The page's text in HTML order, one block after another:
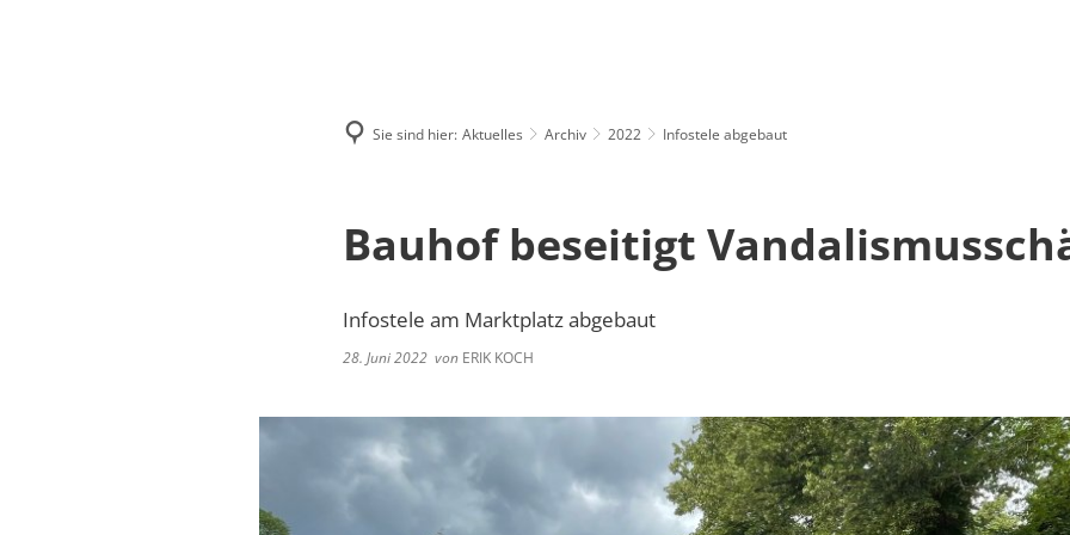
Sie sind hier: Aktuelles Archiv 2022 Infostele abgebaut
Bauhof beseitigt
Infostele am Marktplatz abgebaut
28. Juni 2022 von ERIK KOCH